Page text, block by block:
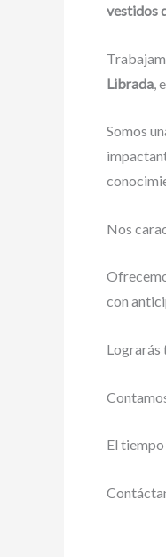
vestidos
Librada ,
Somos
Nos
con
Lograrás
El